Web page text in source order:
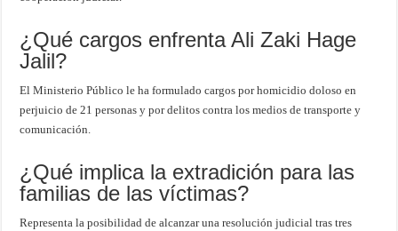
¿Qué cargos enfrenta Ali Zaki Hage
Jalil?
El Ministerio Público le ha formulado cargos por homicidio doloso en
perjuicio de 21 personas y por delitos contra los medios de transporte y
comunicación.
¿Qué implica la extradición para las
familias de las víctimas?
Representa la posibilidad de alcanzar una resolución judicial tras tres